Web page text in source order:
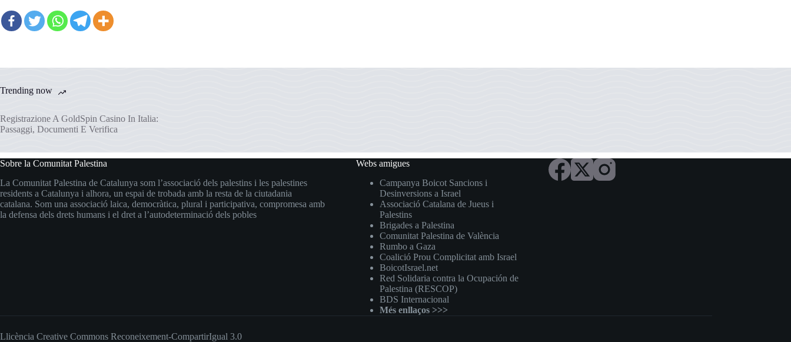
Trending now
Registrazione A GoldSpin Casino In Italia:
Passaggi, Documenti E Verifica
Sobre la Comunitat Palestina
La Comunitat Palestina de Catalunya som l’associació dels palestins i les palestines
residents a Catalunya i alhora, un espai de trobada amb la resta de la ciutadania
catalana. Som una associació laica, democràtica, plural i participativa, compromesa amb
la defensa dels drets humans i el dret a l’autodeterminació dels pobles
Webs amigues
Campanya Boicot Sancions i
Desinversions a Israel
Associació Catalana de Jueus i
Palestins
Brigades a Palestina
Comunitat Palestina de València
Rumbo a Gaza
Coalició Prou Complicitat amb Israel
BoicotIsrael.net
Red Solidaria contra la Ocupación de
Palestina (RESCOP)
BDS Internacional
Més enllaços >>>
Llicència Creative Commons Reconeixement-CompartirIgual 3.0